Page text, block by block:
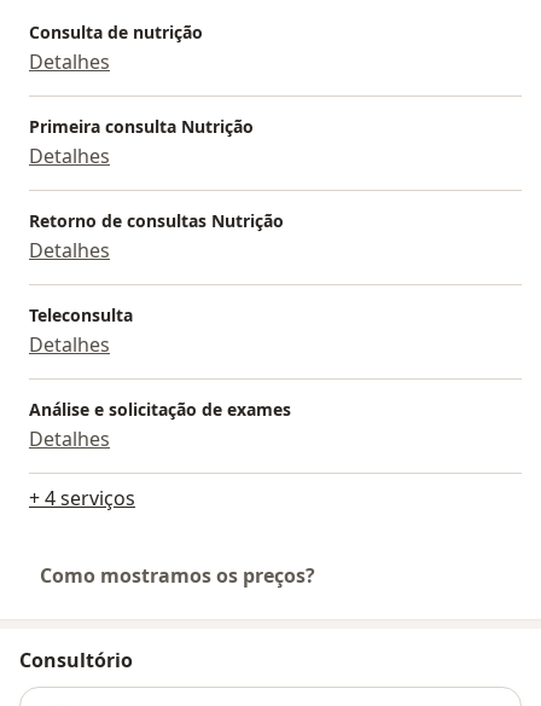
Consulta de nutrição
Detalhes
Primeira consulta Nutrição
Detalhes
Retorno de consultas Nutrição
Detalhes
Teleconsulta
Detalhes
Análise e solicitação de exames
Detalhes
+ 4 serviços
Como mostramos os preços?
Consultório